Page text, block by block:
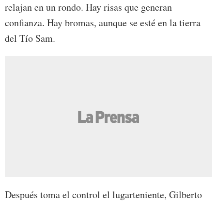
relajan en un rondo. Hay risas que generan
confianza. Hay bromas, aunque se esté en la tierra
del Tío Sam.
Después toma el control el lugarteniente, Gilberto